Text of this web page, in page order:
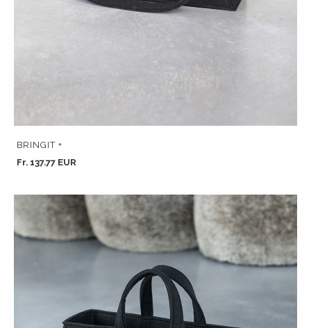
BRINGIT +
Fr. 137.77 EUR